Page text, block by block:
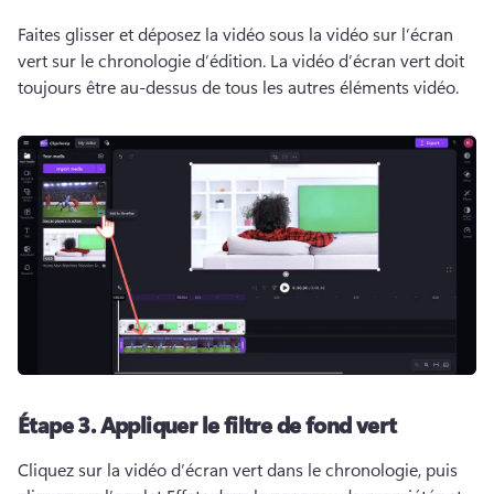
Faites glisser et déposez la vidéo sous la vidéo sur l’écran
vert sur le chronologie d’édition. La vidéo d’écran vert doit
toujours être au-dessus de tous les autres éléments vidéo.
Étape 3.Appliquer le filtre de fond vert
Cliquez sur la vidéo d’écran vert dans le chronologie, puis